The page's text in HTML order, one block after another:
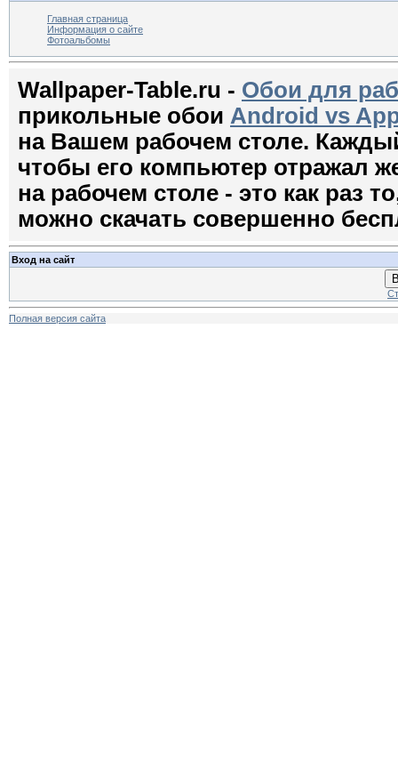
Главная страница
Информация о сайте
Фотоальбомы
Wallpaper-Table.ru - Обои для
прикольные обои Android vs
на Вашем рабочем столе.
чтобы его компьютер отражал
на рабочем столе - это как раз
можно скачать совершенно
Вход на сайт
Полная версия сайта